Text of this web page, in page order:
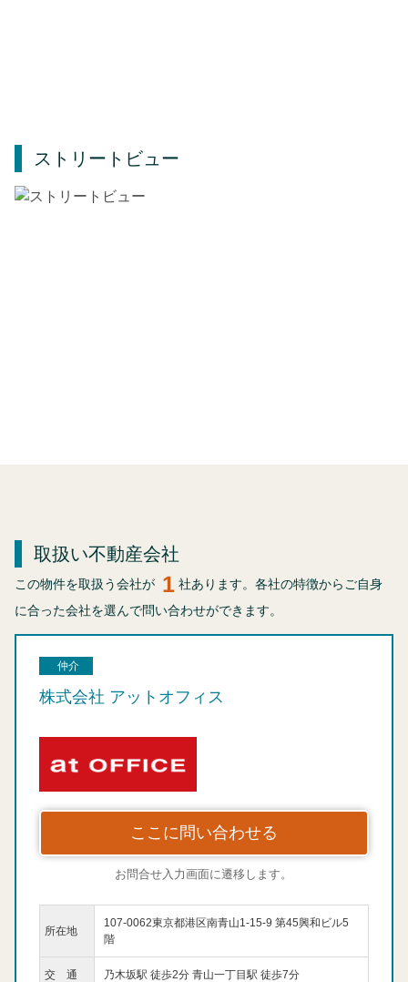
ストリートビュー
取扱い不動産会社
この物件を取扱う会社が 1 社あります。各社の特徴からご自身
に合った会社を選んで問い合わせができます。
仲介
株式会社 アットオフィス
ここに問い合わせる
お問合せ入力画面に遷移します。
所在地
107-0062東京都港区南青山1-15-9 第45興和ビル5
階
交 通 乃木坂駅 徒歩2分 青山一丁目駅 徒歩7分